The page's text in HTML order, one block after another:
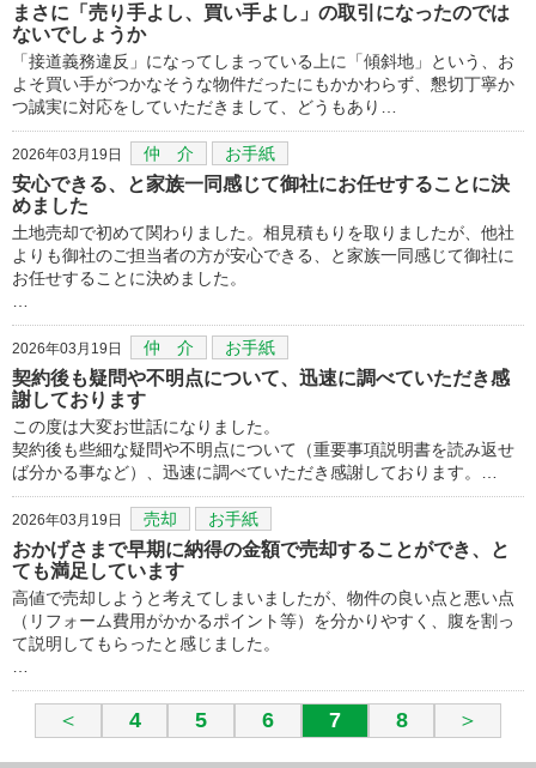
まさに「売り手よし、買い手よし」の取引になったのでは
ないでしょうか
「接道義務違反」になってしまっている上に「傾斜地」という、お
よそ買い手がつかなそうな物件だったにもかかわらず、懇切丁寧か
つ誠実に対応をしていただきまして、どうもあり…
2026年03月19日 仲 介 お手紙
安心できる、と家族一同感じて御社にお任せすることに決
めました
土地売却で初めて関わりました。相見積もりを取りましたが、他社
よりも御社のご担当者の方が安心できる、と家族一同感じて御社に
お任せすることに決めました。
2026年03月19日 仲 介 お手紙
契約後も疑問や不明点について、迅速に調べていただき感
謝しております
この度は大変お世話になりました。
契約後も些細な疑問や不明点について（重要事項説明書を読み返せ
ば分かる事など）、迅速に調べていただき感謝しております。…
2026年03月19日 売却 お手紙
おかげさまで早期に納得の金額で売却することができ、と
ても満足しています
高値で売却しようと考えてしまいましたが、物件の良い点と悪い点
（リフォーム費用がかかるポイント等）を分かりやすく、腹を割っ
て説明してもらったと感じました。
＜ 4 5 6 7 8 ＞